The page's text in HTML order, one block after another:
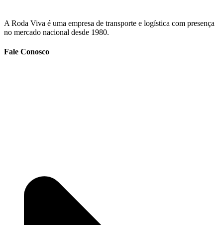
A Roda Viva é uma empresa de transporte e logística com presença
no mercado nacional desde 1980.
Fale Conosco